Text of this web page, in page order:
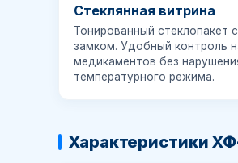
Стеклянная витрина
Тонированный стеклопакет с
замком. Удобный контроль
медикаментов без
температурного режима.
Характеристики